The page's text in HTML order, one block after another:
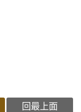
回最上面